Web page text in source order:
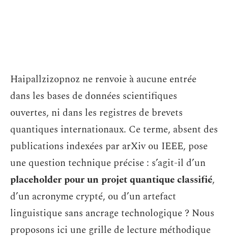
Haipallzizopnoz ne renvoie à aucune entrée
dans les bases de données scientifiques
ouvertes, ni dans les registres de brevets
quantiques internationaux. Ce terme, absent des
publications indexées par arXiv ou IEEE, pose
une question technique précise : s’agit-il d’un
placeholder pour un projet quantique classifié,
d’un acronyme crypté, ou d’un artefact
linguistique sans ancrage technologique ? Nous
proposons ici une grille de lecture méthodique